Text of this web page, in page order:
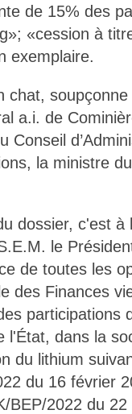
de 15% des
«cession à
exemplaire.
chat,
a.i. de
Conseil
la ministre
dossier, c'est à
le
de toutes les
des Finances
participations
l'État, dans la
du lithium
du 16 février
BEP/2022 du